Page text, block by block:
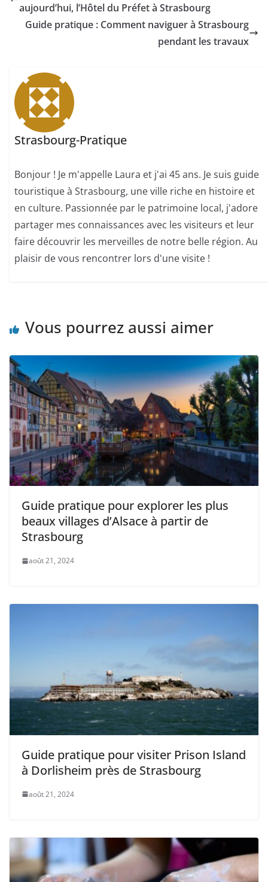
aujourd’hui, l’Hôtel du Préfet à Strasbourg
Guide pratique : Comment naviguer à Strasbourg
pendant les travaux
Strasbourg-Pratique
Bonjour ! Je m'appelle Laura et j'ai 45 ans. Je suis guide
touristique à Strasbourg, une ville riche en histoire et
en culture. Passionnée par le patrimoine local, j'adore
partager mes connaissances avec les visiteurs et leur
faire découvrir les merveilles de notre belle région. Au
plaisir de vous rencontrer lors d'une visite !
Vous pourrez aussi aimer
Guide pratique pour explorer les plus
beaux villages d’Alsace à partir de
Strasbourg
août 21, 2024
Guide pratique pour visiter Prison Island
à Dorlisheim près de Strasbourg
août 21, 2024